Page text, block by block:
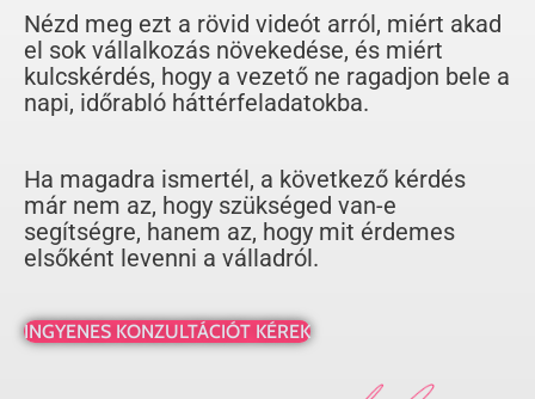
Nézd meg ezt a rövid videót arról, miért akad
el sok vállalkozás növekedése, és miért
kulcskérdés, hogy a vezető ne ragadjon bele a
napi, időrabló háttérfeladatokba.
Ha magadra ismertél, a következő kérdés
már nem az, hogy szükséged van-e
segítségre, hanem az, hogy mit érdemes
elsőként levenni a válladról.
INGYENES KONZULTÁCIÓT KÉREK